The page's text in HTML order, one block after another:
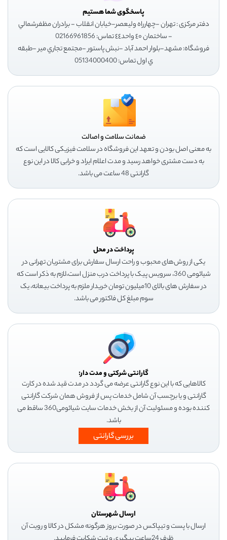
پاسخگوی شما هستیم
دفتر مرکزی : تهران -چهارراه وليعصر-خيابان انقلاب - برادران مظفرشمالي
- ساختمان ٤٠ واحد٤٤ تماس: 02166961856
فروشگاه: مشهد-بلوار احمد آباد -نبش پاستور -مجتمع تجاري مير -طبقه
ي اول تماس: 05134000400
ضمانت سلامت و اصالت
به معنی اصل بودن و تعهد این فروشگاه در سلامت فیزیکی کالایی است که
به دست مشتری خواهد رسید و مدت اعلام ایراد و خرابی کالا در این نوع
گارانتی 48 ساعت می باشد.
پرداخت در محل
یکی از روش‌های محبوب و راحت ارسال سفارش برای مشتریان تهرانی در
شیائومی 360، سرویس پیک با پرداخت درب منزل است،لازم به ذکر است که
در سفارش های بالای 10میلیون تومان خریدار ملزم به پرداخت بیعانه، یک
سوم مبلغ کل فاکتور می باشد.
گارانتی شرکتی و مدت دار:
کالاهایی که با این نوع گارانتی عرضه می گردد در مدت قید شده در کارت
گارانتی و یا برچسب آن شامل خدمات پس از فروش همان شرکت گارانتی
کننده بوده و مسئولیت آن از بخش خدمات سایت شیائومی360 ساقط می
باشد.
بررسی گارانتی
ارسال شهرستان
ارسال با پست و تیپاکس در صورت بروز هرگونه مشکل در کالا و رویت آن